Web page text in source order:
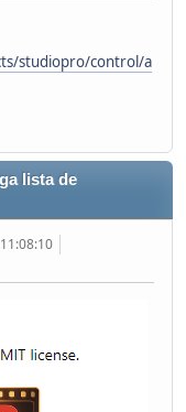
studiopro/control/a
lista de